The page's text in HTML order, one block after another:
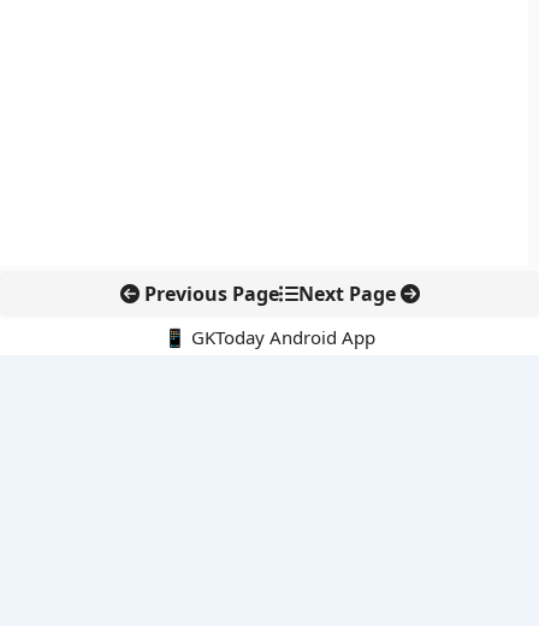
Previous Page Next Page
📱 GKToday Android App